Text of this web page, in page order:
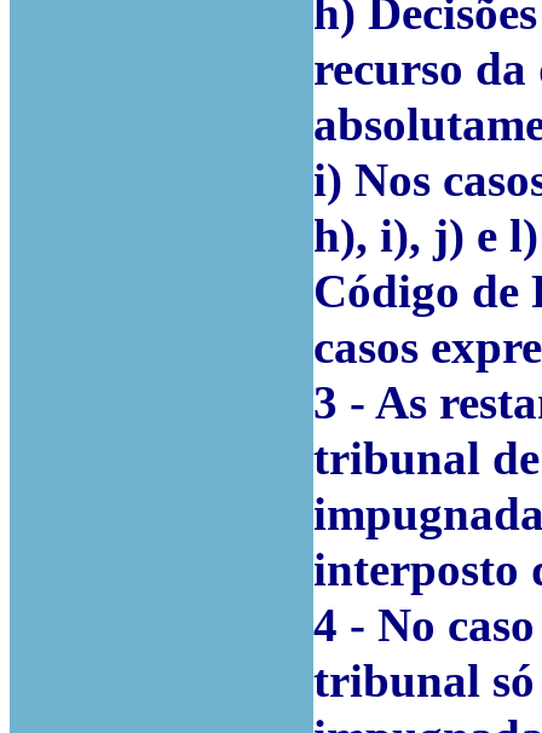
h)
recurso
i) Nos
h), i), j) e
Código de
casos
3 - As
tribunal de
interposto
4 - No
tribunal só